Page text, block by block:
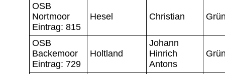
OSB
Nortmoor
Eintrag: 815
Hesel Christian
OSB
Backemoor
Eintrag: 729
Holtland
Johann
Hinrich
Antons